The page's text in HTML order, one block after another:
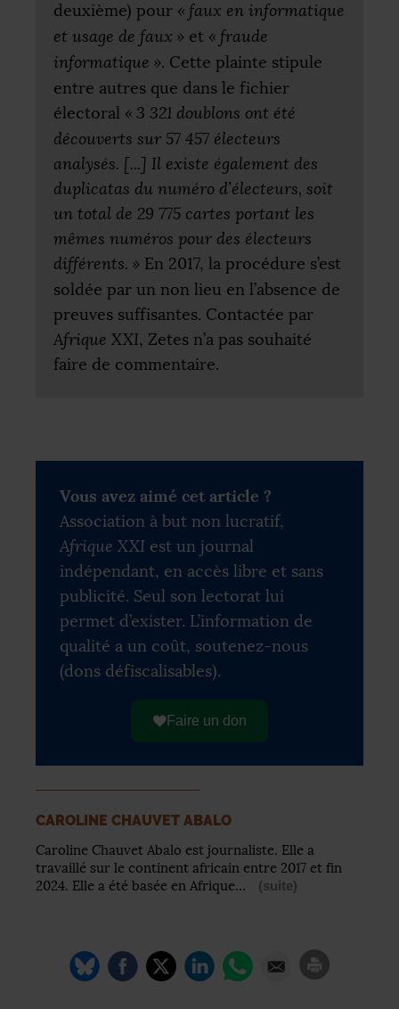
deuxième) pour « faux en informatique
et usage de faux » et « fraude
informatique ». Cette plainte stipule
entre autres que dans le fichier
électoral « 3 321 doublons ont été
découverts sur 57 457 électeurs
analysés. [...] Il existe également des
duplicatas du numéro d’électeurs, soit
un total de 29 775 cartes portant les
mêmes numéros pour des électeurs
différents. » En 2017, la procédure s’est
soldée par un non lieu en l’absence de
preuves suffisantes. Contactée par
Afrique XXI, Zetes n’a pas souhaité
faire de commentaire.
Vous avez aimé cet article ?
Association à but non lucratif,
Afrique XXI est un journal
indépendant, en accès libre et sans
publicité. Seul son lectorat lui
permet d’exister. L’information de
qualité a un coût, soutenez-nous
(dons défiscalisables).
Faire un don
CAROLINE CHAUVET ABALO
Caroline Chauvet Abalo est journaliste. Elle a
travaillé sur le continent africain entre 2017 et fin
2024. Elle a été basée en Afrique…
(suite)